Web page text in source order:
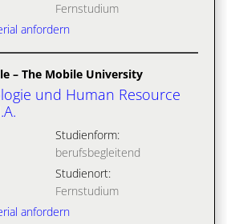
Fernstudium
anfordern
– The Mobile University
und Human Resource
Studienform:
berufsbegleitend
Studienort:
Fernstudium
anfordern